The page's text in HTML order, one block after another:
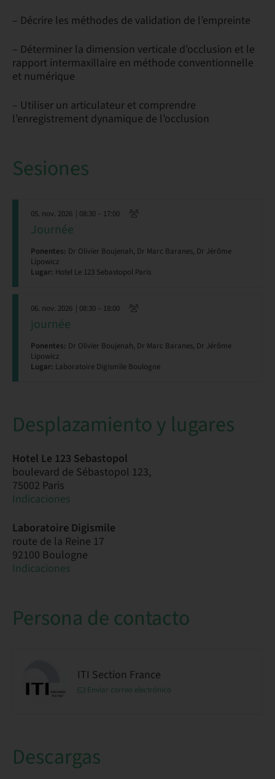
– Décrire les méthodes de validation de l’empreinte
– Déterminer la dimension verticale d’occlusion et le
rapport intermaxillaire en méthode conventionnelle
et numérique
– Utiliser un articulateur et comprendre
l’enregistrement dynamique de l’occlusion
Sesiones
05. nov. 2026 | 08:30 – 17:00
Journée
Ponentes: Dr Olivier Boujenah, Dr Marc Baranes, Dr Jérôme
Lipowicz
Lugar: Hotel Le 123 Sebastopol Paris
06. nov. 2026 | 08:30 – 18:00
journée
Ponentes: Dr Olivier Boujenah, Dr Marc Baranes, Dr Jérôme
Lipowicz
Lugar: Laboratoire Digismile Boulogne
Desplazamiento y lugares
Hotel Le 123 Sebastopol
boulevard de Sébastopol 123,
75002 Paris
Indicaciones
Laboratoire Digismile
route de la Reine 17
92100 Boulogne
Indicaciones
Persona de contacto
ITI Section France
Enviar correo electrónico
Descargas